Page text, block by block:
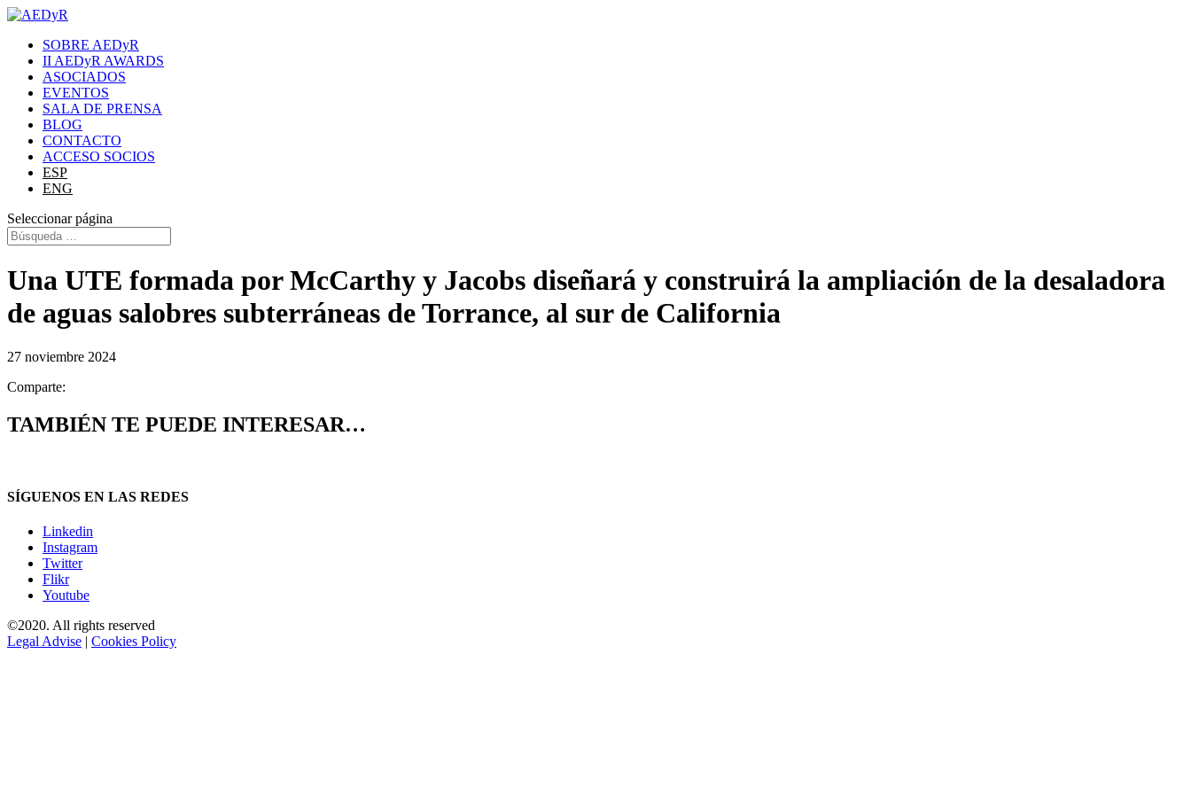
SOBRE AEDyR
II AEDyR AWARDS
ASOCIADOS
EVENTOS
SALA DE PRENSA
BLOG
CONTACTO
ACCESO SOCIOS
ESP
ENG
Seleccionar página
Una UTE formada por McCarthy y Jacobs diseñará y construirá la ampliación de la desaladora
de aguas salobres subterráneas de Torrance, al sur de California
27 noviembre 2024
Comparte:
TAMBIÉN TE PUEDE INTERESAR…
SÍGUENOS EN LAS REDES
Linkedin
Instagram
Twitter
Flikr
Youtube
©2020. All rights reserved
Legal Advise | Cookies Policy